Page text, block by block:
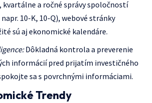
kvartálne a ročné správy spoločností
napr. 10-K, 10-Q), webové stránky
sú aj ekonomické kalendáre.
Dôkladná kontrola a preverenie
informácií pred prijatím investičného
sa s povrchnými informáciami.
Trendy